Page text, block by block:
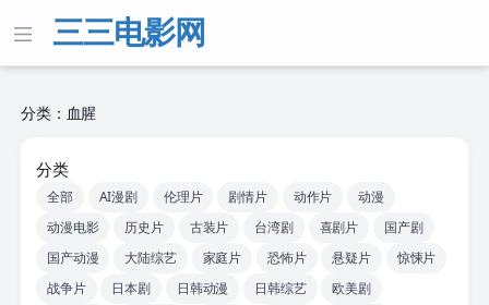
三三电影网
分类：血腥
分类
全部 AI漫剧 伦理片 剧情片 动作片
动漫
动漫电影
历史片 古装片 台湾剧 喜剧片
国产剧
国产动漫
大陆综艺 家庭片 恐怖片 悬疑片
惊悚片
战争片
日本剧 日韩动漫 日韩综艺
欧美剧